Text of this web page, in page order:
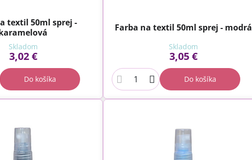
textil 50ml sprej -
Skladom
3,02 €
Do košíka
Farba na textil 50ml sprej - modrá
Skladom
3,05 €
Do košíka